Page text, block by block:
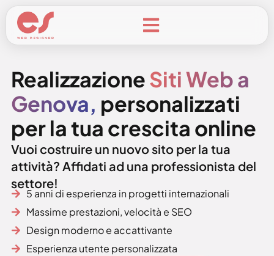
RealizzazioneSiti Web a
Genova, personalizzati
per la tua crescita online
Vuoi costruire un nuovo sito per la tua
attività? Affidati ad una professionista del
settore!
5 anni di esperienza in progetti internazionali
Massime prestazioni, velocità e SEO
Design moderno e accattivante
Esperienza utente personalizzata